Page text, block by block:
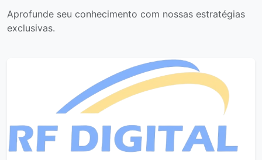
Aprofunde seu conhecimento com nossas estratégias
exclusivas.